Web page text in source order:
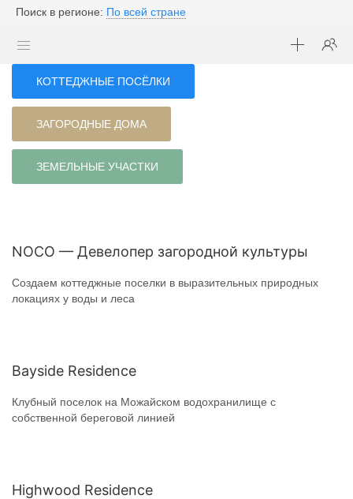
Поиск в регионе: По всей стране
КОТТЕДЖНЫЕ ПОСЁЛКИ
ЗАГОРОДНЫЕ ДОМА
ЗЕМЕЛЬНЫЕ УЧАСТКИ
NOCO — Девелопер загородной культуры
Создаем коттеджные поселки в выразительных природных
локациях у воды и леса
Bayside Residence
Клубный поселок на Можайском водохранилище с
собственной береговой линией
Highwood Residence